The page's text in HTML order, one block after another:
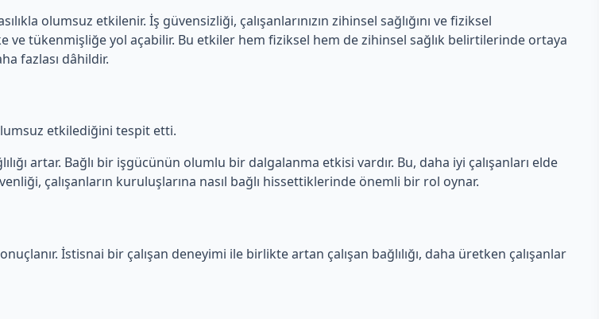
olumsuz etkilenir. İş güvensizliği, çalışanlarınızın zihinsel sağlığını ve fiziksel
ve tükenmişliğe yol açabilir. Bu etkiler hem fiziksel hem de zihinsel sağlık belirtilerinde ortaya
fazlası dâhildir.
etkilediğini tespit etti.
artar. Bağlı bir işgücünün olumlu bir dalgalanma etkisi vardır. Bu, daha iyi çalışanları elde
çalışanların kuruluşlarına nasıl bağlı hissettiklerinde önemli bir rol oynar.
İstisnai bir çalışan deneyimi ile birlikte artan çalışan bağlılığı, daha üretken çalışanlar